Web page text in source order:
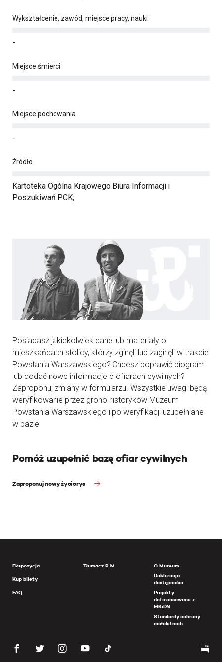
Wykształcenie, zawód, miejsce pracy, nauki
-
Miejsce śmierci
-
Miejsce pochowania
-
Źródło
Kartoteka Ogólna Krajowego Biura Informacji i
Poszukiwań PCK;
Posiadasz jakiekolwiek dane lub materiały o
mieszkańcach stolicy, którzy zginęli lub zaginęli w trakcie
Powstania Warszawskiego? Chcesz poprawić biogram
lub dodać nowe informacje o ofiarach cywilnych?
Zaproponuj zmiany w formularzu. Wszystkie uwagi będą
weryfikowanie przez grono historyków Muzeum
Powstania Warszawskiego i po weryfikacji uzupełniane
w bazie
Pomóż uzupełnić bazę ofiar cywilnych
Zaproponuj nowy życiorys
Ekspozycja
Kup bilety
FAQ
Tłumacz PJM
O Muzeum
Deklaracja
dostępności
Projekty
dofinansowane z
MKiDN
Standardy ochrony
małoletnich